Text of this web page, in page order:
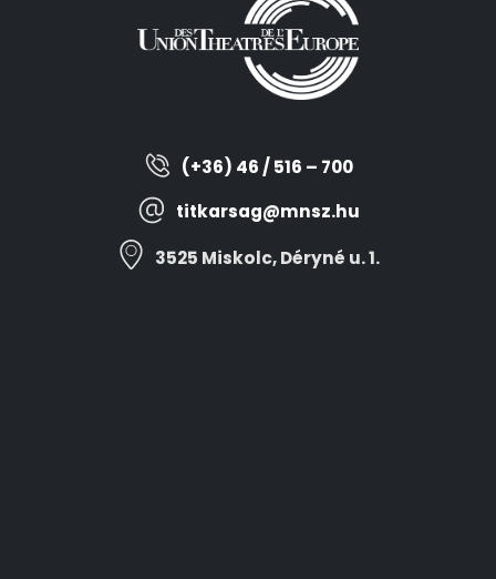
(+36) 46 / 516 – 700
titkarsag@mnsz.hu
3525 Miskolc, Déryné u. 1.